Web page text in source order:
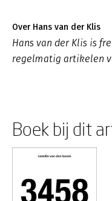
Over Hans van der Klis
Hans van der Klis is
regelmatig artikelen
Boek bij dit